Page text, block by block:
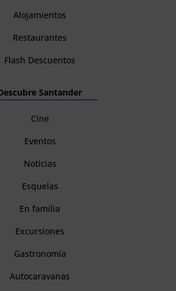
Alojamientos
Restaurantes
Flash Descuentos
Santander
Cine
Eventos
Noticias
Esquelas
En familia
Excursiones
Gastronomía
Autocaravanas